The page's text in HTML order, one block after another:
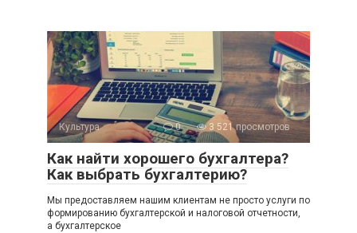
Культура 0 3 521 просмотров
Как найти хорошего бухгалтера?
Как выбрать бухгалтерию?
Мы предоставляем нашим клиентам не просто услуги по
формированию бухгалтерской и налоговой отчетности,
а бухгалтерское